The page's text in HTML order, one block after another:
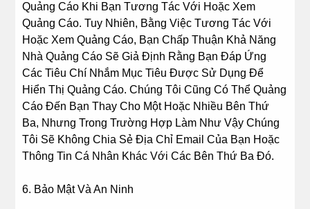
Quảng Cáo Khi Bạn Tương Tác Với Hoặc Xem
Quảng Cáo. Tuy Nhiên, Bằng Việc Tương Tác Với
Hoặc Xem Quảng Cáo, Bạn Chấp Thuận Khả Năng
Nhà Quảng Cáo Sẽ Giả Định Rằng Bạn Đáp Ứng
Các Tiêu Chí Nhắm Mục Tiêu Được Sử Dụng Để
Hiển Thị Quảng Cáo. Chúng Tôi Cũng Có Thể Quảng
Cáo Đến Bạn Thay Cho Một Hoặc Nhiều Bên Thứ
Ba, Nhưng Trong Trường Hợp Làm Như Vậy Chúng
Tôi Sẽ Không Chia Sẻ Địa Chỉ Email Của Bạn Hoặc
Thông Tin Cá Nhân Khác Với Các Bên Thứ Ba Đó.
6. Bảo Mật Và An Ninh